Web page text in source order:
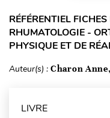
RÉFÉRENTIEL
RHUMATOLOGIE -
PHYSIQUE ET DE
Auteur(s) : Charon
LIVRE